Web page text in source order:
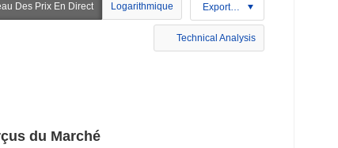
Des Prix En Direct Logarithmique Exportation
Technical Analysis
du Marché